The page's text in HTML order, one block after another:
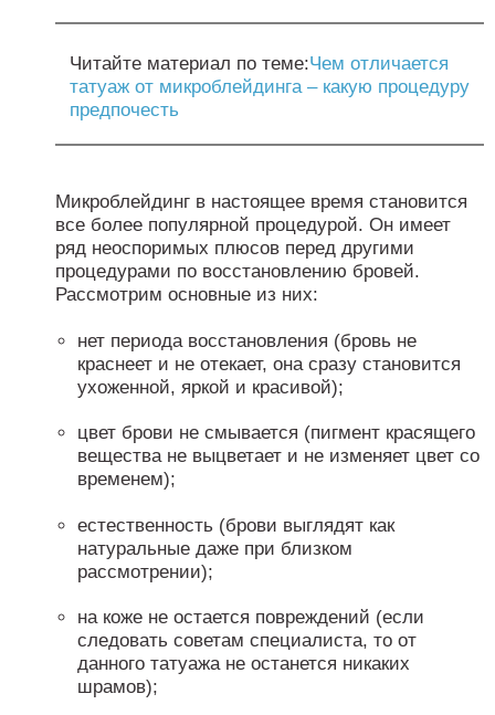
Читайте материал по теме:Чем отличается
татуаж от микроблейдинга – какую процедуру
предпочесть
Микроблейдинг в настоящее время становится
все более популярной процедурой. Он имеет
ряд неоспоримых плюсов перед другими
процедурами по восстановлению бровей.
Рассмотрим основные из них:
нет периода восстановления (бровь не
краснеет и не отекает, она сразу становится
ухоженной, яркой и красивой);
цвет брови не смывается (пигмент красящего
вещества не выцветает и не изменяет цвет со
временем);
естественность (брови выглядят как
натуральные даже при близком
рассмотрении);
на коже не остается повреждений (если
следовать советам специалиста, то от
данного татуажа не останется никаких
шрамов);